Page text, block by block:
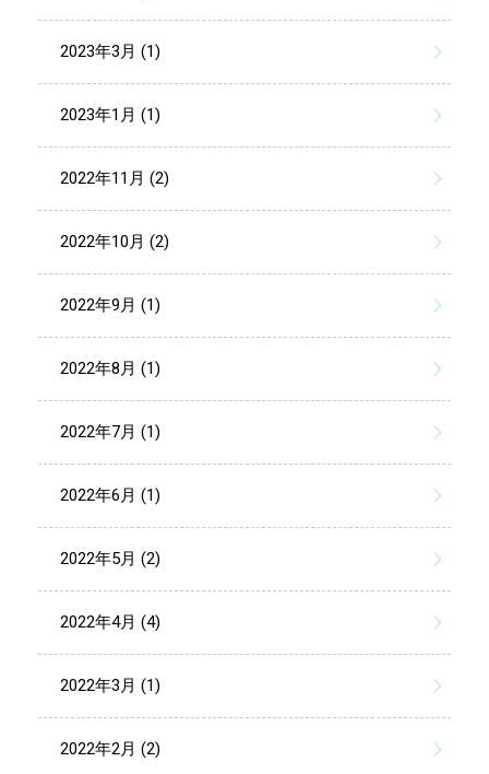
2023年3月 (1)
2023年1月 (1)
2022年11月 (2)
2022年10月 (2)
2022年9月 (1)
2022年8月 (1)
2022年7月 (1)
2022年6月 (1)
2022年5月 (2)
2022年4月 (4)
2022年3月 (1)
2022年2月 (2)